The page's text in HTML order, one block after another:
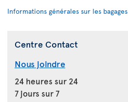
Informations générales sur les bagages
Centre Contact
Nous joindre
24 heures sur 24
7 jours sur 7